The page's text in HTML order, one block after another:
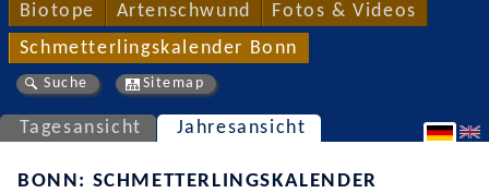
Biotope Artenschwund Fotos & Videos
Schmetterlingskalender Bonn
Suche Sitemap
Tagesansicht Jahresansicht
BONN: SCHMETTERLINGSKALENDER